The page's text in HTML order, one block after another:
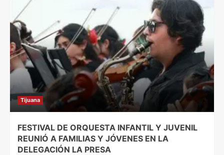
Tijuana
FESTIVAL DE ORQUESTA INFANTIL Y JUVENIL
REUNIÓ A FAMILIAS Y JÓVENES EN LA
DELEGACIÓN LA PRESA